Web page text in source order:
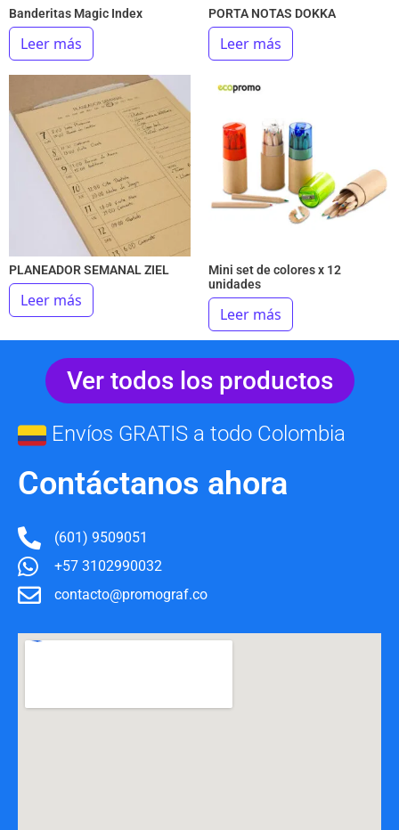
Banderitas Magic Index
Leer más
PORTA NOTAS DOKKA
Leer más
PLANEADOR SEMANAL ZIEL
Leer más
Mini set de colores x 12
unidades
Leer más
Ver todos los productos
Envíos GRATIS a todo Colombia
Contáctanos ahora
(601) 9509051
+57 3102990032
contacto@promograf.co